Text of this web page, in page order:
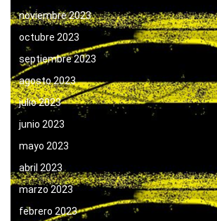
noviembre 2023
octubre 2023
septiembre 2023
agosto 2023
julio 2023
junio 2023
mayo 2023
abril 2023
marzo 2023
febrero 2023